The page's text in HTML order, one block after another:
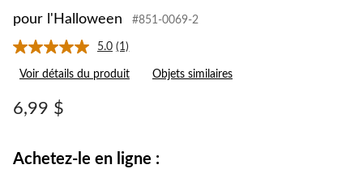
pour l'Halloween
#851-0069-2
5.0 Lire
commentaire.
(1)
Voir détails du produit Objets similaires
6,99 $
Achetez-le en ligne :